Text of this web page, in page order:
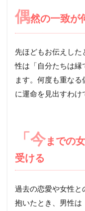
偶然の一致が
先ほどもお伝えした
性は「自分たちは縁
ます。何度も重なる
に運命を見出すわけ
「今までの
受ける
過去の恋愛や女性と
抱いたとき、男性は